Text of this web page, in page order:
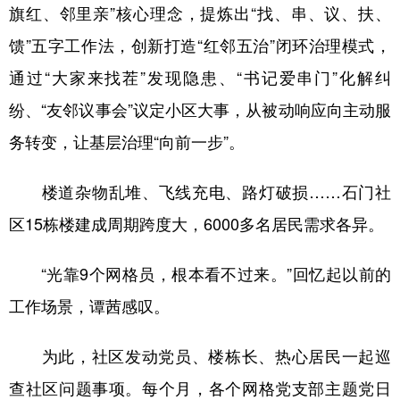
旗红、邻里亲”核心理念，提炼出“找、串、议、扶、
馈”五字工作法，创新打造“红邻五治”闭环治理模式，
通过“大家来找茬”发现隐患、“书记爱串门”化解纠
纷、“友邻议事会”议定小区大事，从被动响应向主动服
务转变，让基层治理“向前一步”。
楼道杂物乱堆、飞线充电、路灯破损……石门社
区15栋楼建成周期跨度大，6000多名居民需求各异。
“光靠9个网格员，根本看不过来。”回忆起以前的
工作场景，谭茜感叹。
为此，社区发动党员、楼栋长、热心居民一起巡
查社区问题事项。每个月，各个网格党支部主题党日